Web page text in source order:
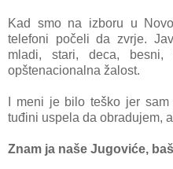
Kаd smo na izboru u
telefoni počeli da zvrje.
mladi, stari, deca,
opštenacionalna žalost.
I meni je bilo teško jer
tuđini uspela da obradujem,
Znam ja naše Jugoviće,